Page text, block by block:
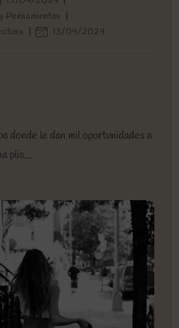
Pensamientos
Última13/04/2024
donde le dan mil oportunidades a
plis…